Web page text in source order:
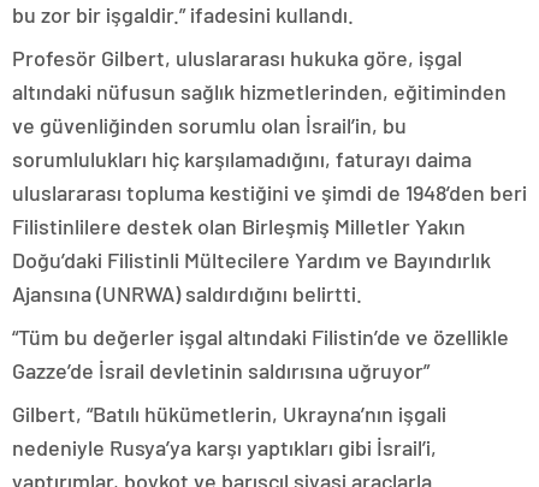
bu zor bir işgaldir.” ifadesini kullandı.
Profesör Gilbert, uluslararası hukuka göre, işgal
altındaki nüfusun sağlık hizmetlerinden, eğitiminden
ve güvenliğinden sorumlu olan İsrail’in, bu
sorumlulukları hiç karşılamadığını, faturayı daima
uluslararası topluma kestiğini ve şimdi de 1948’den beri
Filistinlilere destek olan Birleşmiş Milletler Yakın
Doğu’daki Filistinli Mültecilere Yardım ve Bayındırlık
Ajansına (UNRWA) saldırdığını belirtti.
“Tüm bu değerler işgal altındaki Filistin’de ve özellikle
Gazze’de İsrail devletinin saldırısına uğruyor”
Gilbert, “Batılı hükümetlerin, Ukrayna’nın işgali
nedeniyle Rusya’ya karşı yaptıkları gibi İsrail’i,
yaptırımlar, boykot ve barışçıl siyasi araçlarla